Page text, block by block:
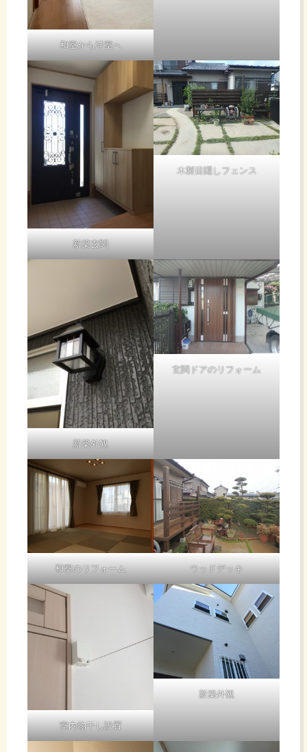
和室から洋室へ
新築玄関
木製目隠しフェンス
新築外観
玄関ドアのリフォーム
和室のリフォーム ウッドデッキ
室内物干し設置
新築外観